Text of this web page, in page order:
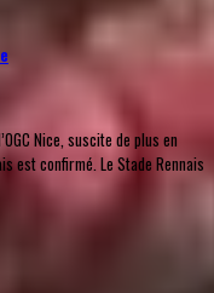
Nice, suscite de plus en
est confirmé. Le Stade Rennais